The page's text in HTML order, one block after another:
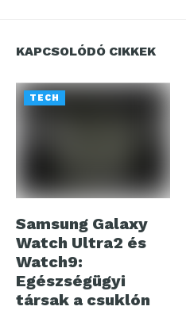
KAPCSOLÓDÓ CIKKEK
TECH
Samsung Galaxy
Watch Ultra2 és
Watch9:
Egészségügyi
társak a csuklón